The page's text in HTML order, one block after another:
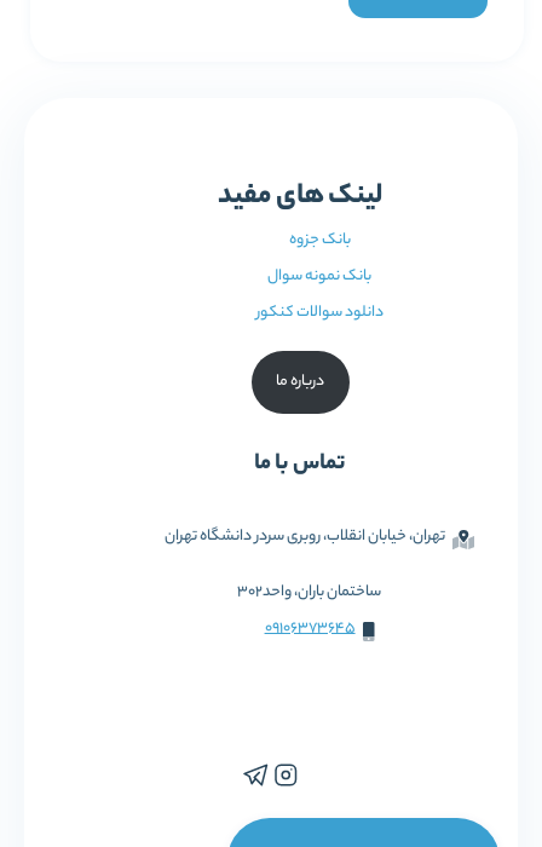
لینک های مفید
بانک جزوه
بانک نمونه سوال
دانلود سوالات کنکور
درباره ما
تماس با ما
تهران، خیابان انقلاب، روبری سردر دانشگاه تهران
ساختمان باران، واحد302
09106373645